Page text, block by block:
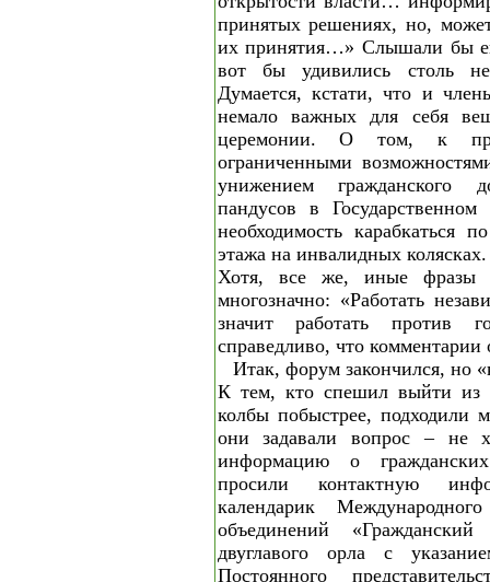
принятых решениях, но,
их принятия…» Слышали бы
вот бы удивились столь
Думается, кстати, что и
немало важных для себя
церемонии. О том, к
ограниченными
унижением гражданского
пандусов в
необходимость карабкаться
этажа на инвалидных
Хотя, все же, иные фразы
многозначно: «Работать
значит работать против
справедливо, что комментарии
Итак, форум закончился, но
К тем, кто спешил выйти из
колбы побыстрее, подходили
они задавали вопрос – не
информацию о
просили контактную
календарик
объединений
двуглавого орла с
Постоянного